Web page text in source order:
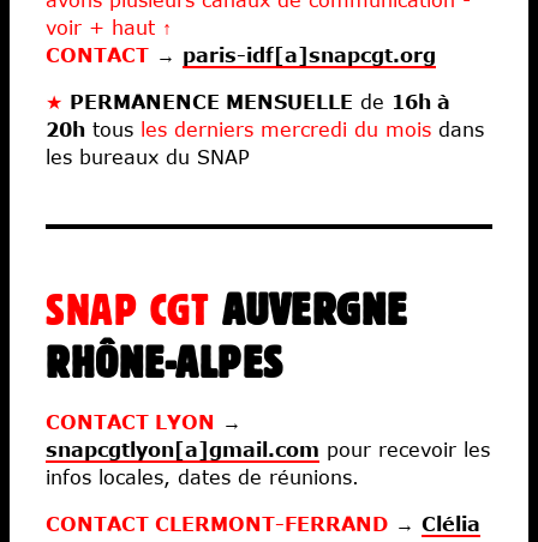
voir + haut ↑
CONTACT → paris-idf[a]snapcgt.org
★ PERMANENCE MENSUELLE de 16h à
20h tous les derniers mercredi du mois dans
les bureaux du SNAP
SNAP CGT AUVERGNE
RHÔNE-ALPES
CONTACT LYON →
snapcgtlyon[a]gmail.com pour recevoir les
infos locales, dates de réunions.
CONTACT CLERMONT-FERRAND → Clélia